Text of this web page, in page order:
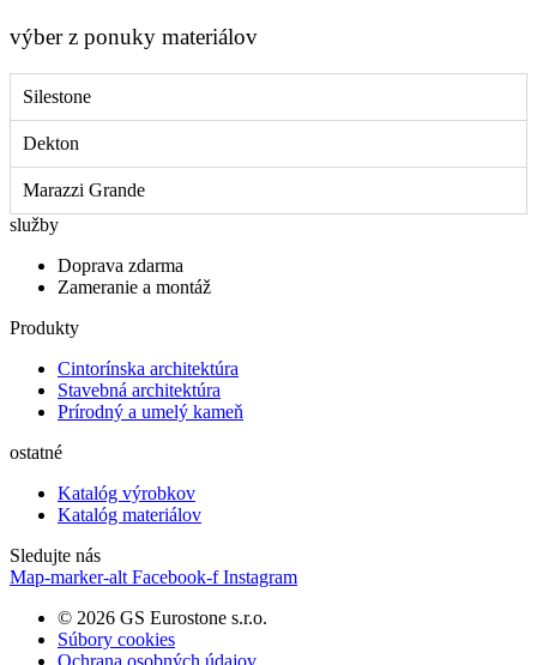
výber z ponuky materiálov
Silestone
Dekton
Marazzi Grande
služby
Doprava zdarma
Zameranie a montáž
Produkty
Cintorínska architektúra
Stavebná architektúra
Prírodný a umelý kameň
ostatné
Katalóg výrobkov
Katalóg materiálov
Sledujte nás
Map-marker-alt Facebook-f Instagram
© 2026 GS Eurostone s.r.o.
Súbory cookies​
Ochrana osobných údajov